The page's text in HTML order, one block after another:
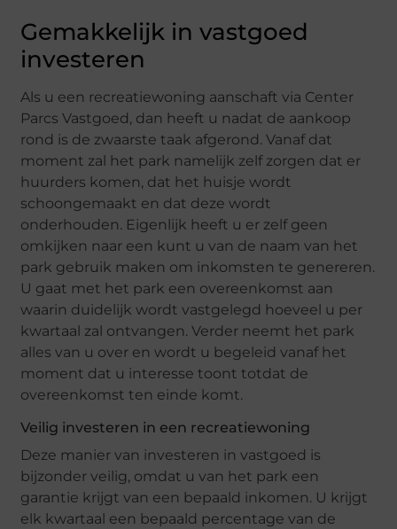
Gemakkelijk in vastgoed
investeren
Als u een recreatiewoning aanschaft via Center
Parcs Vastgoed, dan heeft u nadat de aankoop
rond is de zwaarste taak afgerond. Vanaf dat
moment zal het park namelijk zelf zorgen dat er
huurders komen, dat het huisje wordt
schoongemaakt en dat deze wordt
onderhouden. Eigenlijk heeft u er zelf geen
omkijken naar een kunt u van de naam van het
park gebruik maken om inkomsten te genereren.
U gaat met het park een overeenkomst aan
waarin duidelijk wordt vastgelegd hoeveel u per
kwartaal zal ontvangen. Verder neemt het park
alles van u over en wordt u begeleid vanaf het
moment dat u interesse toont totdat de
overeenkomst ten einde komt.
Veilig investeren in een recreatiewoning
Deze manier van investeren in vastgoed is
bijzonder veilig, omdat u van het park een
garantie krijgt van een bepaald inkomen. U krijgt
elk kwartaal een bepaald percentage van de